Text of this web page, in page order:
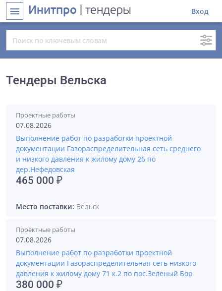
menu Инитпро | тендеры Вход
Тендеры Вельска
Проектные работы
07.08.2026
Выполнение работ по разработки проектной
документации Газораспределительная сеть среднего
и низкого давления к жилому дому 26 по
дер.Нефедовская
465 000 ₽
Место поставки: Вельск
Проектные работы
07.08.2026
Выполнение работ по разработки проектной
документации Газораспределительная сеть низкого
давления к жилому дому 71 к.2 по пос.Зеленый Бор
380 000 ₽